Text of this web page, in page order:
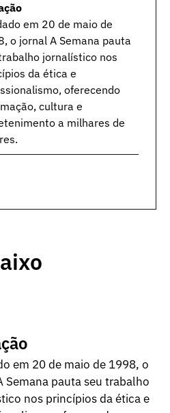
em 20 de maio de
o jornal A Semana pauta
jornalístico nos
da ética e
oferecendo
cultura e
a milhares de
em 20 de maio de 1998, o
Semana pauta seu trabalho
nos princípios da ética e